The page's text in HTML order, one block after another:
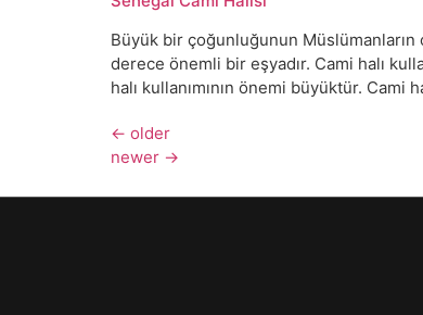
Büyük bir çoğunluğunun
derece önemli bir eşyadır. Cami halı
halı kullanımının önemi büyüktür.
← older
newer →